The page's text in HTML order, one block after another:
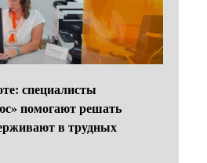
специалисты
помогают решать
в трудных